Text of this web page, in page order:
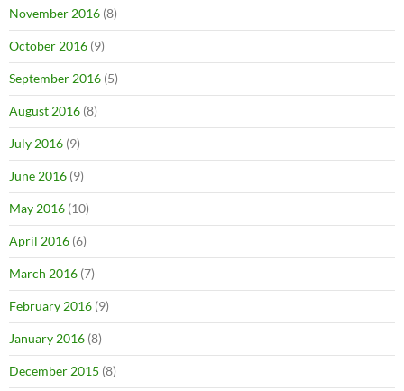
November 2016 (8)
October 2016 (9)
September 2016 (5)
August 2016 (8)
July 2016 (9)
June 2016 (9)
May 2016 (10)
April 2016 (6)
March 2016 (7)
February 2016 (9)
January 2016 (8)
December 2015 (8)